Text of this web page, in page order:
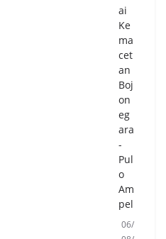
sia
pa
n
Per
ing
ata
n
HU
T
Ke-
81
Ke
me
rde
kaa
n
ai
Ke
ma
cet
an
Boj
on
eg
ara
-
Pul
o
Am
pel
06/